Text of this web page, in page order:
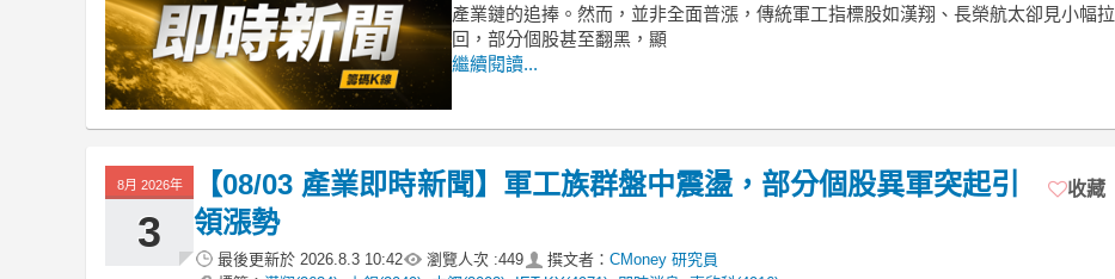
產業鏈的追捧。然而，並非全面普漲，傳統軍工指標股如漢翔、長榮航太卻見小幅拉
回，部分個股甚至翻黑，顯
繼續閱讀...
8月 2026年
3
【08/03 產業即時新聞】軍工族群盤中震盪，部分個股異軍突起引
領漲勢
最後更新於 2026.8.3 10:42 瀏覽人次 :449 撰文者： CMoney 研究員
收藏